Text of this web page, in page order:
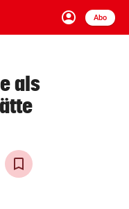
account_circle
Anmelden
Abo
close Schließen
arrow_right
arrow_right
als